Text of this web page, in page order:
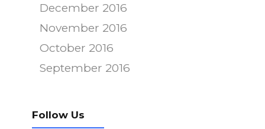
December 2016
November 2016
October 2016
September 2016
Follow Us